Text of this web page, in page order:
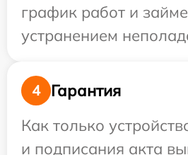
график работ и
устранением
4
Гарантия
Как только
и подписания акта